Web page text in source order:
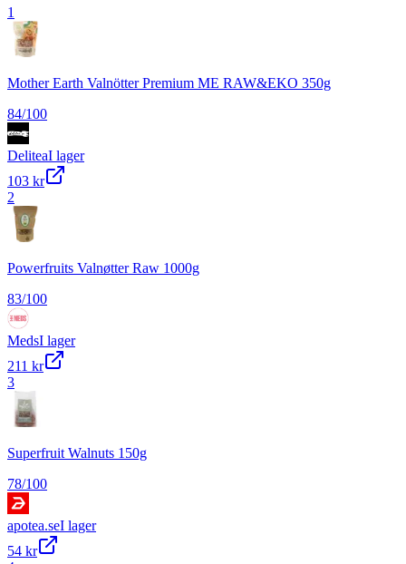
1
Mother Earth Valnötter Premium ME RAW&EKO 350g
84/100
DeliteaI lager
103 kr
2
Powerfruits Valnøtter Raw 1000g
83/100
MedsI lager
211 kr
3
Superfruit Walnuts 150g
78/100
apotea.seI lager
54 kr